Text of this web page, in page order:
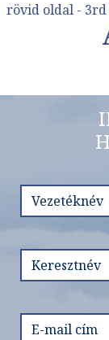
rövid oldal -